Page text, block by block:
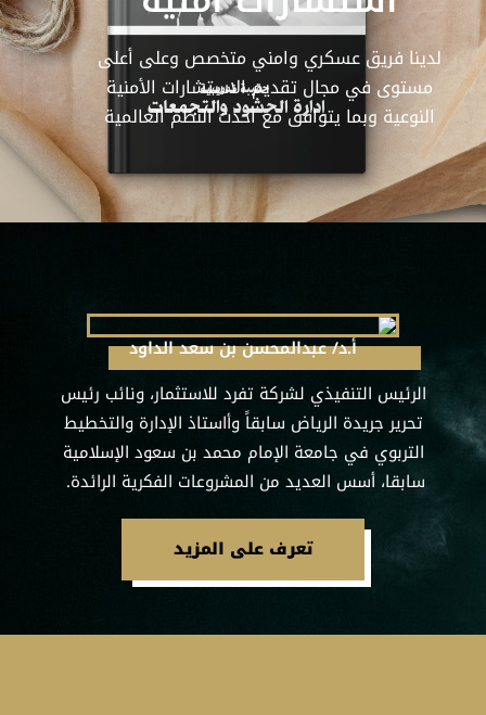
لدينا فريق عسكري وامني متخصص وعلى أعلى
مستوى في مجال تقديم الاستشارات الأمنية
النوعية وبما يتوافق مع أحدث النظم العالمية
أ.د/ عبدالمحسن بن سعد الداود
الرئيس التنفيذي لشركة تفرد للاستثمار، ونائب رئيس
تحرير جريدة الرياض سابقاً وأاستاذ الإدارة والتخطيط
التربوي في جامعة الإمام محمد بن سعود الإسلامية
سابقا، أسس العديد من المشروعات الفكرية الرائدة.
تعرف على المزيد